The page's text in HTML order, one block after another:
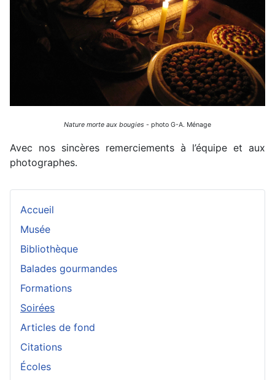
Accueil
Musée
Bibliothèque
Balades gourmandes
Formations
Soirées
Articles de fond
Citations
Écoles
Nature morte aux bougies - photo G-A. Ménage
Avec nos sincères remerciements à l’équipe et aux
photographes.